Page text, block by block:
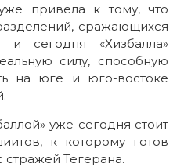
привела к тому, что
сражающихся
сегодня «Хизбалла»
силу, способную
на юге и юго-востоке
уже сегодня стоит
к которому готов
стражей Тегерана.